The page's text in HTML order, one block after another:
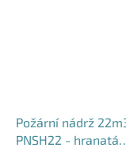
Požární nádrž
PNSH22 - hranatá